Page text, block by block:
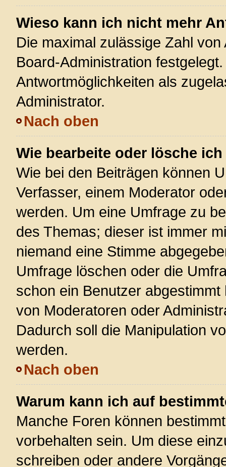
Wieso kann ich nicht mehr
Die maximal zulässige Zahl
Board-Administration
Antwortmöglichkeiten als
Administrator.
Nach oben
Wie bearbeite oder lösche
Wie bei den Beiträgen können
Verfasser, einem Moderator
werden. Um eine Umfrage zu
des Themas; dieser ist immer
niemand eine Stimme
Umfrage löschen oder die
schon ein Benutzer
von Moderatoren oder
Dadurch soll die Manipulation
werden.
Nach oben
Warum kann ich auf
Manche Foren können
vorbehalten sein. Um diese
schreiben oder andere